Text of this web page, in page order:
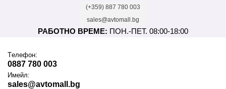
(+359) 887 780 003
sales@avtomall.bg
РАБОТНО ВРЕМЕ: ПОН.-ПЕТ. 08:00-18:00
Tелефон:
0887 780 003
Имейл:
sales@avtomall.bg